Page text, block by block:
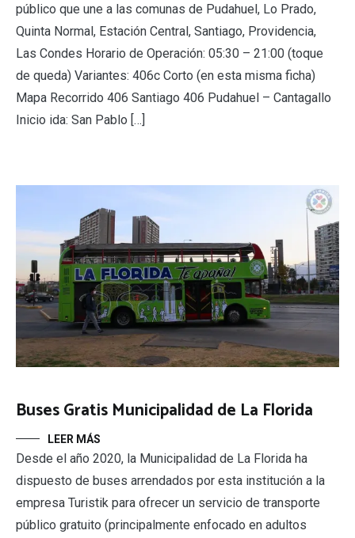
público que une a las comunas de Pudahuel, Lo Prado,
Quinta Normal, Estación Central, Santiago, Providencia,
Las Condes Horario de Operación: 05:30 – 21:00 (toque
de queda) Variantes: 406c Corto (en esta misma ficha)
Mapa Recorrido 406 Santiago 406 Pudahuel – Cantagallo
Inicio ida: San Pablo […]
Buses Gratis Municipalidad de La Florida
LEER MÁS
Desde el año 2020, la Municipalidad de La Florida ha
dispuesto de buses arrendados por esta institución a la
empresa Turistik para ofrecer un servicio de transporte
público gratuito (principalmente enfocado en adultos